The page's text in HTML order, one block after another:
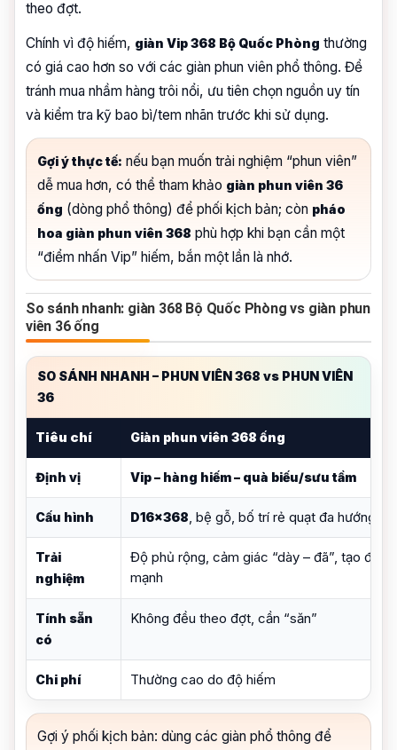
theo đợt.
Chính vì độ hiếm, giàn Vip 368 Bộ Quốc Phòng thường
có giá cao hơn so với các giàn phun viên phổ thông. Để
tránh mua nhầm hàng trôi nổi, ưu tiên chọn nguồn uy tín
và kiểm tra kỹ bao bì/tem nhãn trước khi sử dụng.
Gợi ý thực tế: nếu bạn muốn trải nghiệm “phun viên”
dễ mua hơn, có thể tham khảo giàn phun viên 36
ống (dòng phổ thông) để phối kịch bản; còn pháo
hoa giàn phun viên 368 phù hợp khi bạn cần một
“điểm nhấn Vip” hiếm, bắn một lần là nhớ.
So sánh nhanh: giàn 368 Bộ Quốc Phòng vs giàn phun
viên 36 ống
SO SÁNH NHANH – PHUN VIÊN 368 vs PHUN VIÊN
36
Tiêu chí Giàn phun viên 368 ống
Định vị Vip – hàng hiếm – quà biếu/sưu tầm
Cấu hình D16x368 , bệ gỗ, bố trí rẻ quạt đa hướng
Trải
nghiệm
Độ phủ rộng, cảm giác “dày – đã”, tạo điểm
mạnh
Tính sẵn
có
Không đều theo đợt, cần “săn”
Chi phí Thường cao do độ hiếm
Gợi ý phối kịch bản: dùng các giàn phổ thông để